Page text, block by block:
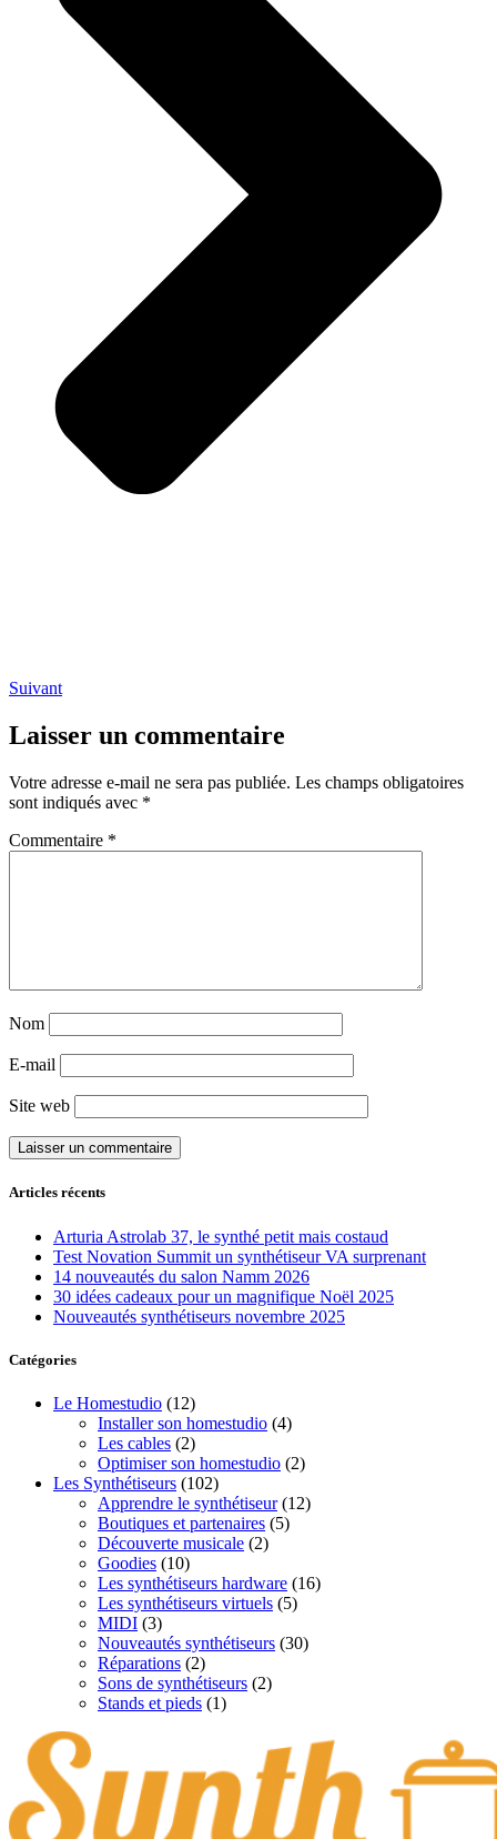
Suivant
Laisser un commentaire
Votre adresse e-mail ne sera pas publiée. Les champs obligatoires
sont indiqués avec *
Commentaire *
Nom
E-mail
Site web
Articles récents
Arturia Astrolab 37, le synthé petit mais costaud
Test Novation Summit un synthétiseur VA surprenant
14 nouveautés du salon Namm 2026
30 idées cadeaux pour un magnifique Noël 2025
Nouveautés synthétiseurs novembre 2025
Catégories
Le Homestudio (12)
Installer son homestudio (4)
Les cables (2)
Optimiser son homestudio (2)
Les Synthétiseurs (102)
Apprendre le synthétiseur(12)
Boutiques et partenaires (5)
Découverte musicale (2)
Goodies (10)
Les synthétiseurs hardware (16)
Les synthétiseurs virtuels (5)
MIDI (3)
Nouveautés synthétiseurs (30)
Réparations (2)
Sons de synthétiseurs (2)
Stands et pieds (1)